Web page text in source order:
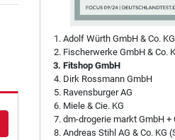
Adolf Würth GmbH & Co. KG
Fischerwerke GmbH & Co.
Fitshop GmbH
Dirk Rossmann GmbH
Ravensburger AG
Miele & Cie. KG
dm-drogerie markt GmbH +
Andreas Stihl AG & Co. KG